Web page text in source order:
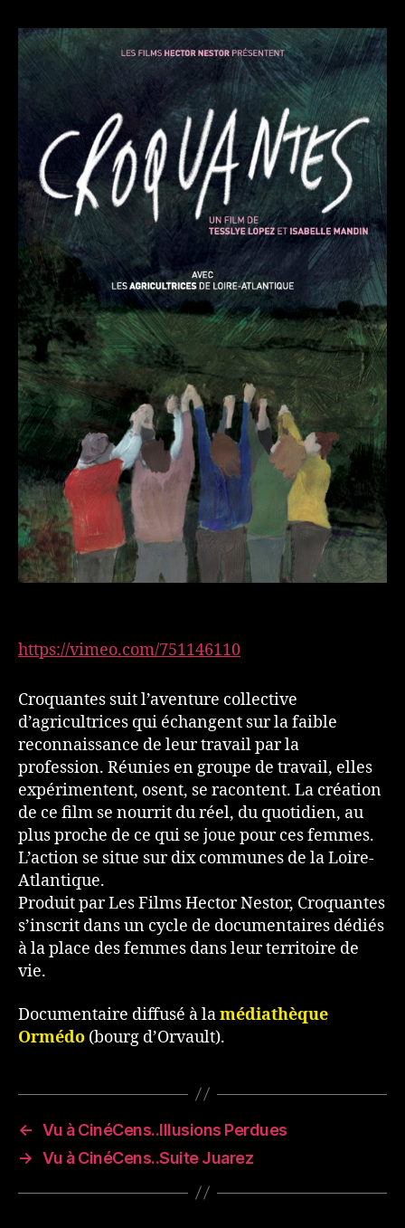
https://vimeo.com/751146110
Croquantes suit l’aventure collective
d’agricultrices qui échangent sur la faible
reconnaissance de leur travail par la
profession. Réunies en groupe de travail, elles
expérimentent, osent, se racontent. La création
de ce film se nourrit du réel, du quotidien, au
plus proche de ce qui se joue pour ces femmes.
L’action se situe sur dix communes de la Loire-
Atlantique.
Produit par Les Films Hector Nestor, Croquantes
s’inscrit dans un cycle de documentaires dédiés
à la place des femmes dans leur territoire de
vie.
Documentaire diffusé à lamédiathèque
Ormédo (bourg d’Orvault).
← Vu à CinéCens..Illusions Perdues
→ Vu à CinéCens..Suite Juarez